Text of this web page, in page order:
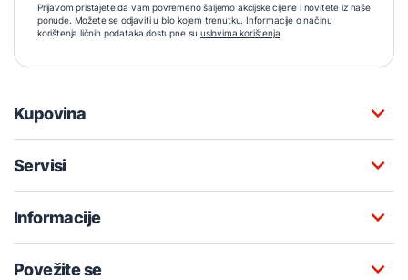
Prijavom pristajete da vam povremeno šaljemo akcijske cijene i novitete iz naše
ponude. Možete se odjaviti u bilo kojem trenutku. Informacije o načinu
korištenja ličnih podataka dostupne su uslovima korištenja.
Kupovina
Servisi
Informacije
Povežite se